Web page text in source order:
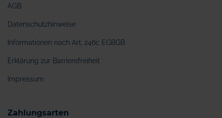
AGB
Datenschutzhinweise
Informationen nach Art. 246c EGBGB
Erklärung zur Barrierefreiheit
Impressum
Zahlungsarten